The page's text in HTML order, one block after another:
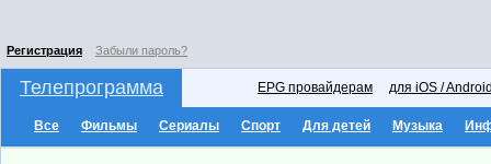
Регистрация Забыли пароль?
Телепрограмма EPG провайдерам для iOS /
Все Фильмы Сериалы Спорт Для детей Музыка